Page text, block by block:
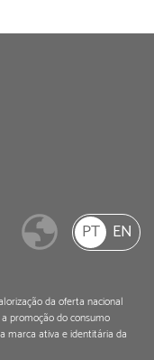
PT EN
da oferta nacional
promoção do consumo
marca ativa e identitária da